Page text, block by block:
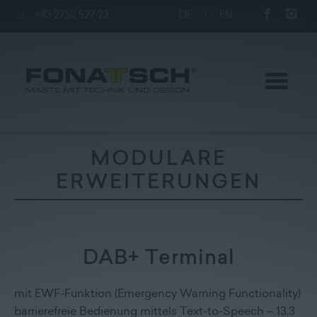
Aktuelles
Unternehmen
MODULARE
ERWEITERUNGEN
DAB+ Terminal
mit EWF-Funktion (Emergency Warning Functionality)
barrierefreie Bedienung mittels Text-to-Speech – 13,3